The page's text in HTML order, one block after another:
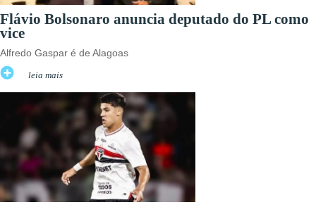
Flávio Bolsonaro anuncia deputado do PL como
vice
Alfredo Gaspar é de Alagoas
leia mais